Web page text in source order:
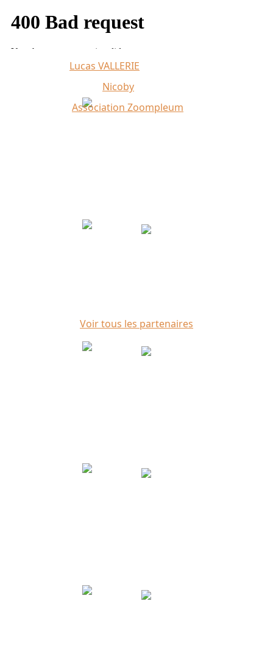
Lucas VALLERIE
Nicoby
Association Zoompleum
Voir tous les partenaires